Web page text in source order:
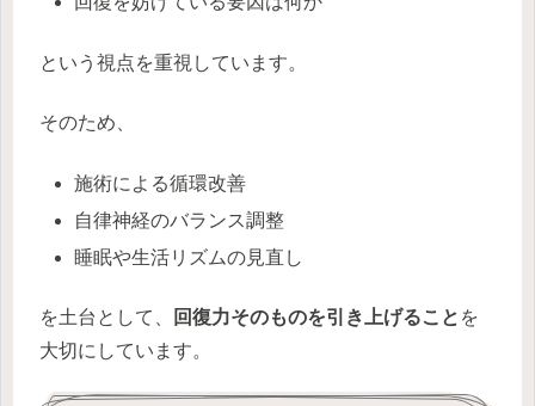
という視点を重視しています。
そのため、
施術による循環改善
自律神経のバランス調整
睡眠や生活リズムの見直し
を土台として、 回復力そのものを引き上げること を
大切にしています。